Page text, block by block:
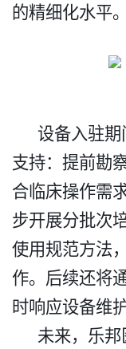
的精细化水平。​
设备入驻
支持：提前勘
合临床操作需
步开展分批次
使用规范方法
作。后续还将
时响应设备维
未来，乐